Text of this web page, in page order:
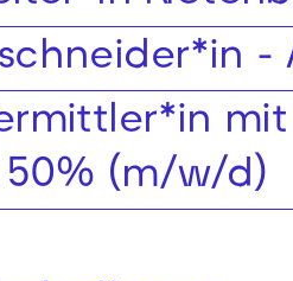
50% (m/w/d)